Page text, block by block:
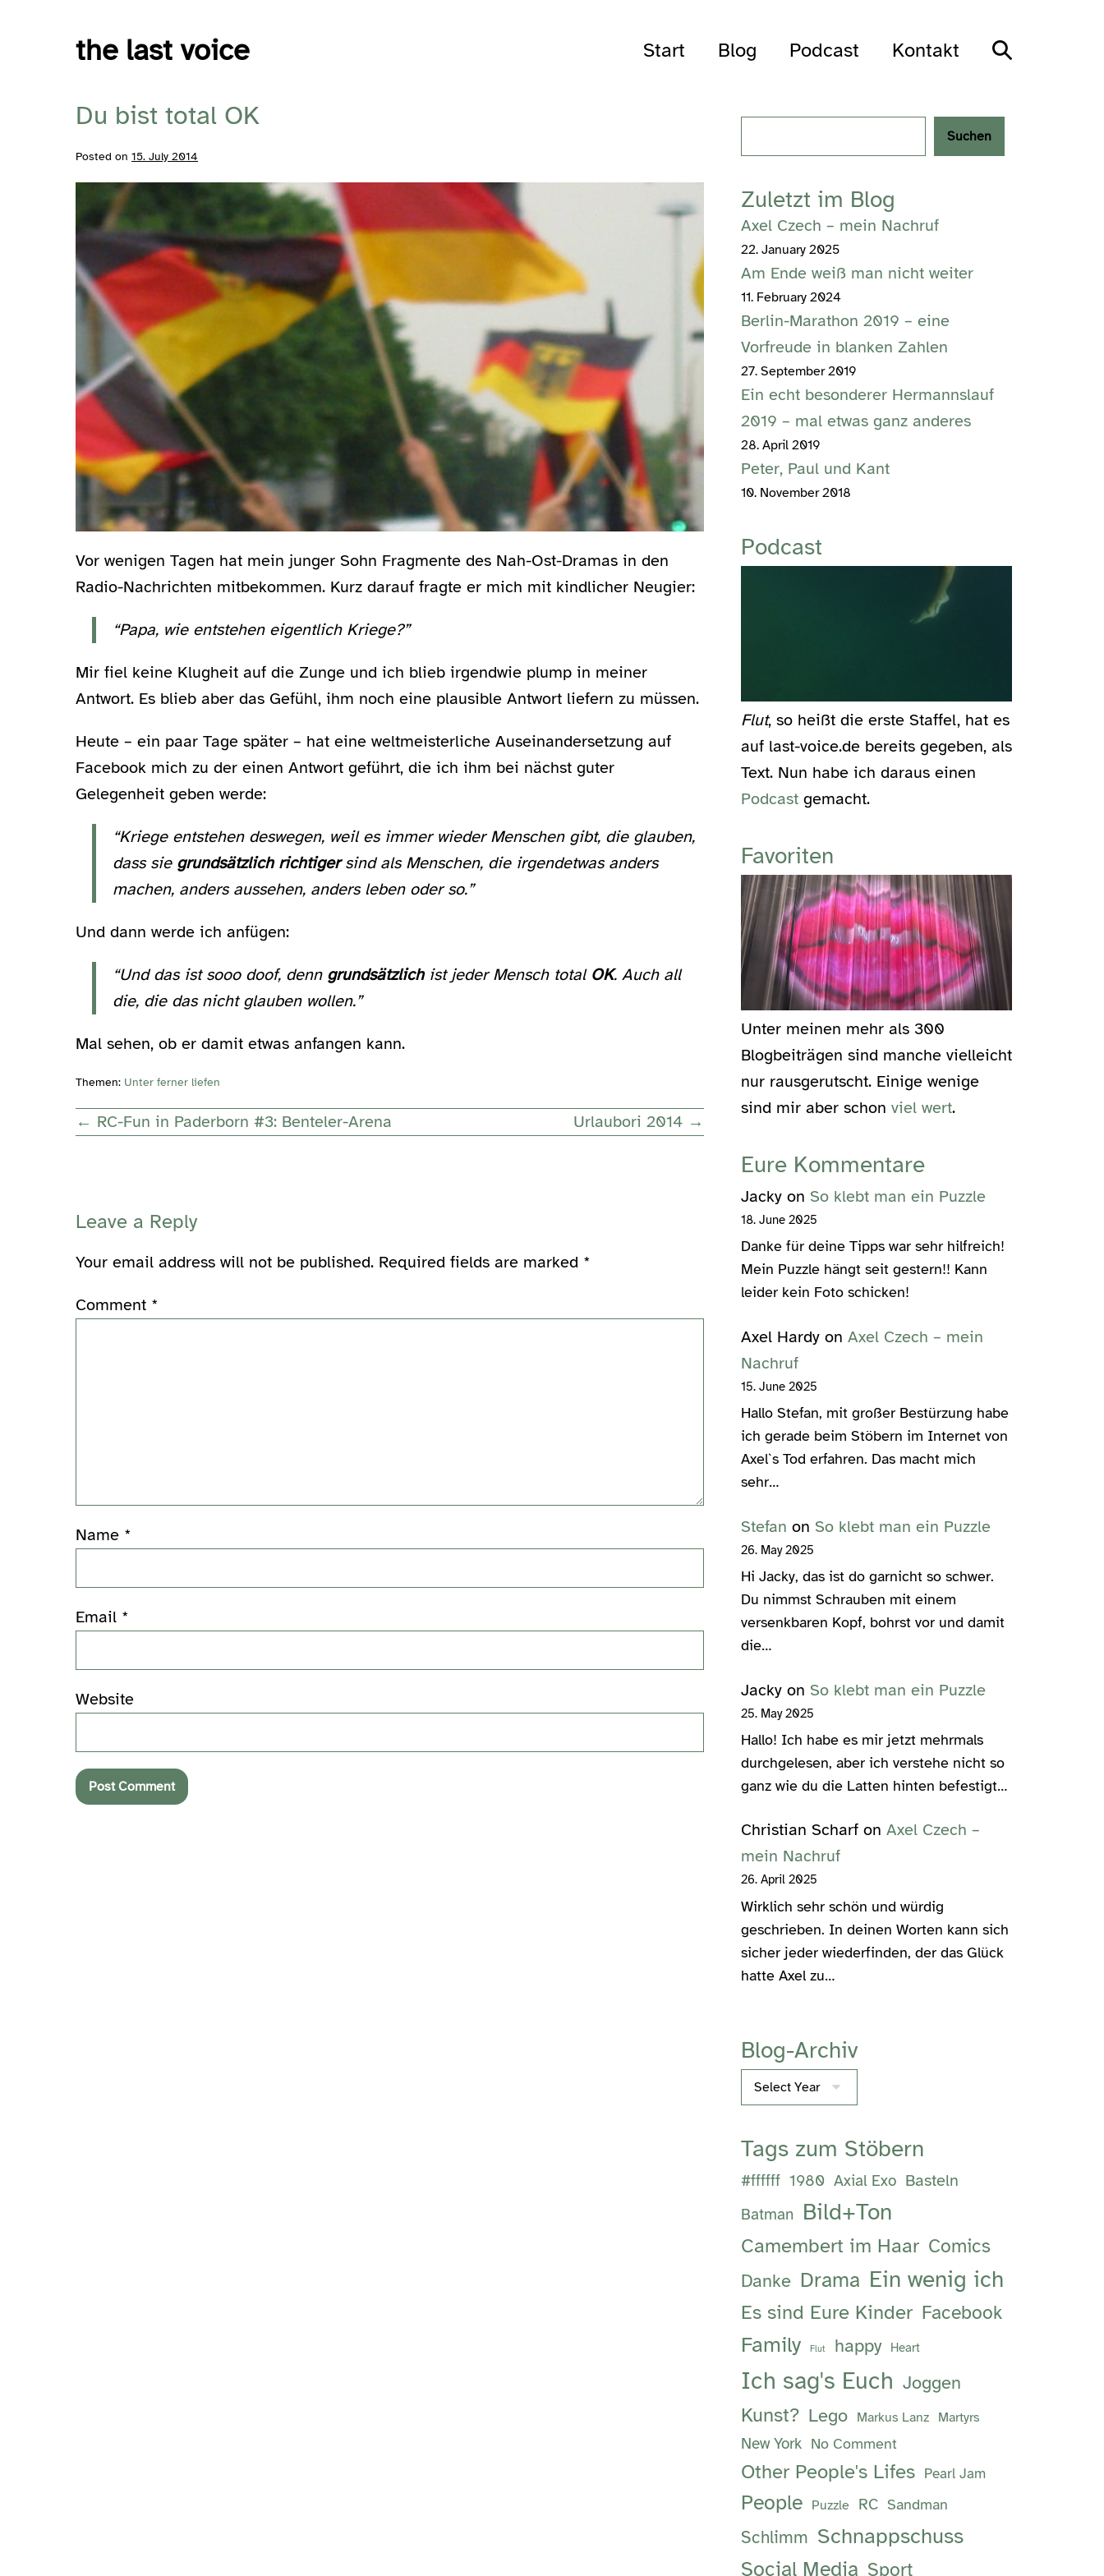
the last voice Start Blog Podcast Kontakt
Search
Du bist total OK
Posted on 15. July 2014
Vor wenigen Tagen hat mein junger Sohn Fragmente des Nah-Ost-Dramas in den
Radio-Nachrichten mitbekommen. Kurz darauf fragte er mich mit kindlicher Neugier:
“Papa, wie entstehen eigentlich Kriege?”
Mir fiel keine Klugheit auf die Zunge und ich blieb irgendwie plump in meiner
Antwort. Es blieb aber das Gefühl, ihm noch eine plausible Antwort liefern zu müssen.
Heute – ein paar Tage später – hat eine weltmeisterliche Auseinandersetzung auf
Facebook mich zu der einen Antwort geführt, die ich ihm bei nächst guter
Gelegenheit geben werde:
“Kriege entstehen deswegen, weil es immer wieder Menschen gibt, die glauben,
dass sie grundsätzlich richtigersind als Menschen, die irgendetwas anders
machen, anders aussehen, anders leben oder so.”
Und dann werde ich anfügen:
“Und das ist sooo doof, denn grundsätzlichist jeder Mensch total OK. Auch all
die, die das nicht glauben wollen.”
Mal sehen, ob er damit etwas anfangen kann.
Themen: Unter ferner liefen
Post
← RC-Fun in Paderborn #3: Benteler-Arena Urlaubori 2014 →
Leave a Reply
Your email address will not be published. Required fields are marked *
Comment *
Name *
Email *
Website
Suchen
Zuletzt im Blog
Axel Czech – mein Nachruf
22. January 2025
Am Ende weiß man nicht weiter
11. February 2024
Berlin-Marathon 2019 – eine
Vorfreude in blanken Zahlen
27. September 2019
Ein echt besonderer Hermannslauf
2019 – mal etwas ganz anderes
28. April 2019
Peter, Paul und Kant
10. November 2018
Podcast
Flut, so heißt die erste Staffel, hat es
auf last-voice.de bereits gegeben, als
Text. Nun habe ich daraus einen
Podcastgemacht.
Favoriten
Unter meinen mehr als 300
Blogbeiträgen sind manche vielleicht
nur rausgerutscht. Einige wenige
sind mir aber schon viel wert.
Eure Kommentare
Jackyon So klebt man ein Puzzle
18. June 2025
Danke für deine Tipps war sehr hilfreich!
Mein Puzzle hängt seit gestern!! Kann
leider kein Foto schicken!
Axel Hardyon Axel Czech – mein
Nachruf
15. June 2025
Hallo Stefan, mit großer Bestürzung habe
ich gerade beim Stöbern im Internet von
Axel`s Tod erfahren. Das macht mich
sehr…
Stefan on So klebt man ein Puzzle
26. May 2025
Hi Jacky, das ist do garnicht so schwer.
Du nimmst Schrauben mit einem
versenkbaren Kopf, bohrst vor und damit
die…
Jackyon So klebt man ein Puzzle
25. May 2025
Hallo! Ich habe es mir jetzt mehrmals
durchgelesen, aber ich verstehe nicht so
ganz wie du die Latten hinten befestigt…
Christian Scharfon Axel Czech –
mein Nachruf
26. April 2025
Wirklich sehr schön und würdig
geschrieben. In deinen Worten kann sich
sicher jeder wiederfinden, der das Glück
hatte Axel zu…
Blog-Archiv
Archives
Tags zum Stöbern
#ffffff 1980 Axial Exo Basteln
Batman Bild+Ton
Camembert im Haar Comics
Danke Drama Ein wenig ich
Es sind Eure Kinder Facebook
Family Flut happy Heart
Ich sag's Euch Joggen
Kunst? Lego Markus Lanz Martyrs
New York No Comment
Other People's Lifes Pearl Jam
People Puzzle RC Sandman
Schlimm Schnappschuss
Social Media Sport